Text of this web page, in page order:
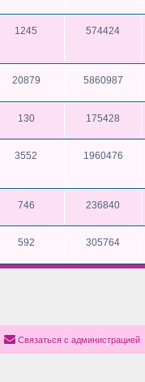
1245 574424
20879 5860987
130 175428
3552 1960476
746 236840
592 305764
Связаться с администрацией